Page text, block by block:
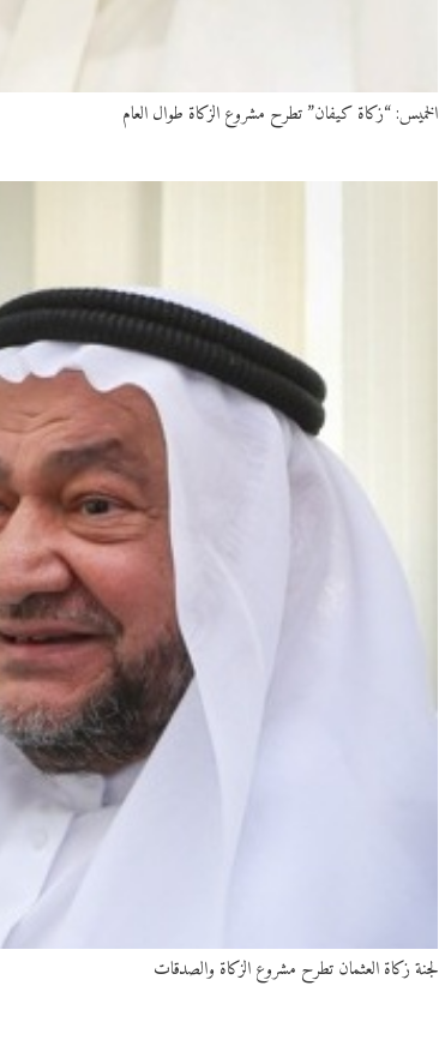
الخميس: “زكاة كيفان” تطرح مشروع الزكاة طوال العام
لجنة زكاة العثمان تطرح مشروع الزكاة والصدقات